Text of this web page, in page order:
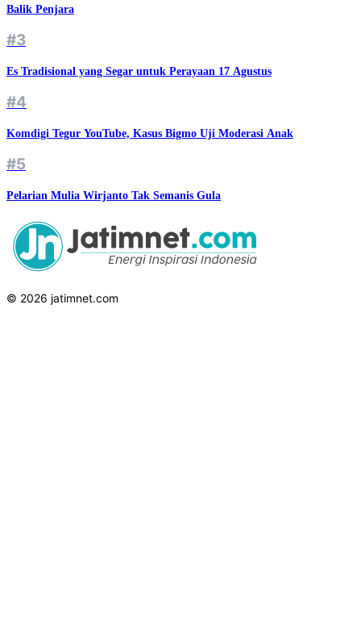
Balik Penjara
#3
Es Tradisional yang Segar untuk Perayaan 17 Agustus
#4
Komdigi Tegur YouTube, Kasus Bigmo Uji Moderasi Anak
#5
Pelarian Mulia Wirjanto Tak Semanis Gula
© 2026 jatimnet.com